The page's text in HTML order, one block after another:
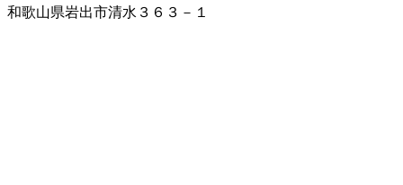
和歌山県岩出市清水３６３－１